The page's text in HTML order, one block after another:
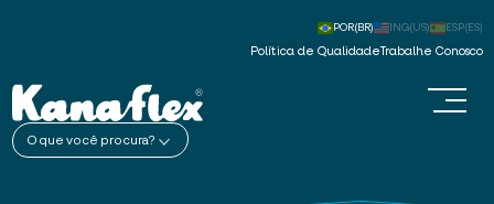
Política de Qualidade Trabalhe Conosco
POR(BR) ING(US) ESP(ES)
O que você procura?